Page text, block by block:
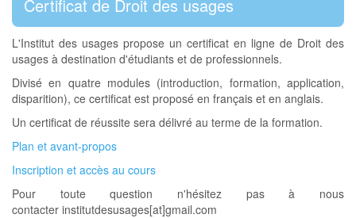
Certificat de Droit des usages
L'Institut des usages propose un certificat en ligne de Droit des
usages à destination d'étudiants et de professionnels.
Divisé en quatre modules (introduction, formation, application,
disparition), ce certificat est proposé en français et en anglais.
Un certificat de réussite sera délivré au terme de la formation.
Plan et avant-propos
Inscription et accès au cours
Pour toute question n'hésitez pas à nous
contacter institutdesusages[at]gmail.com